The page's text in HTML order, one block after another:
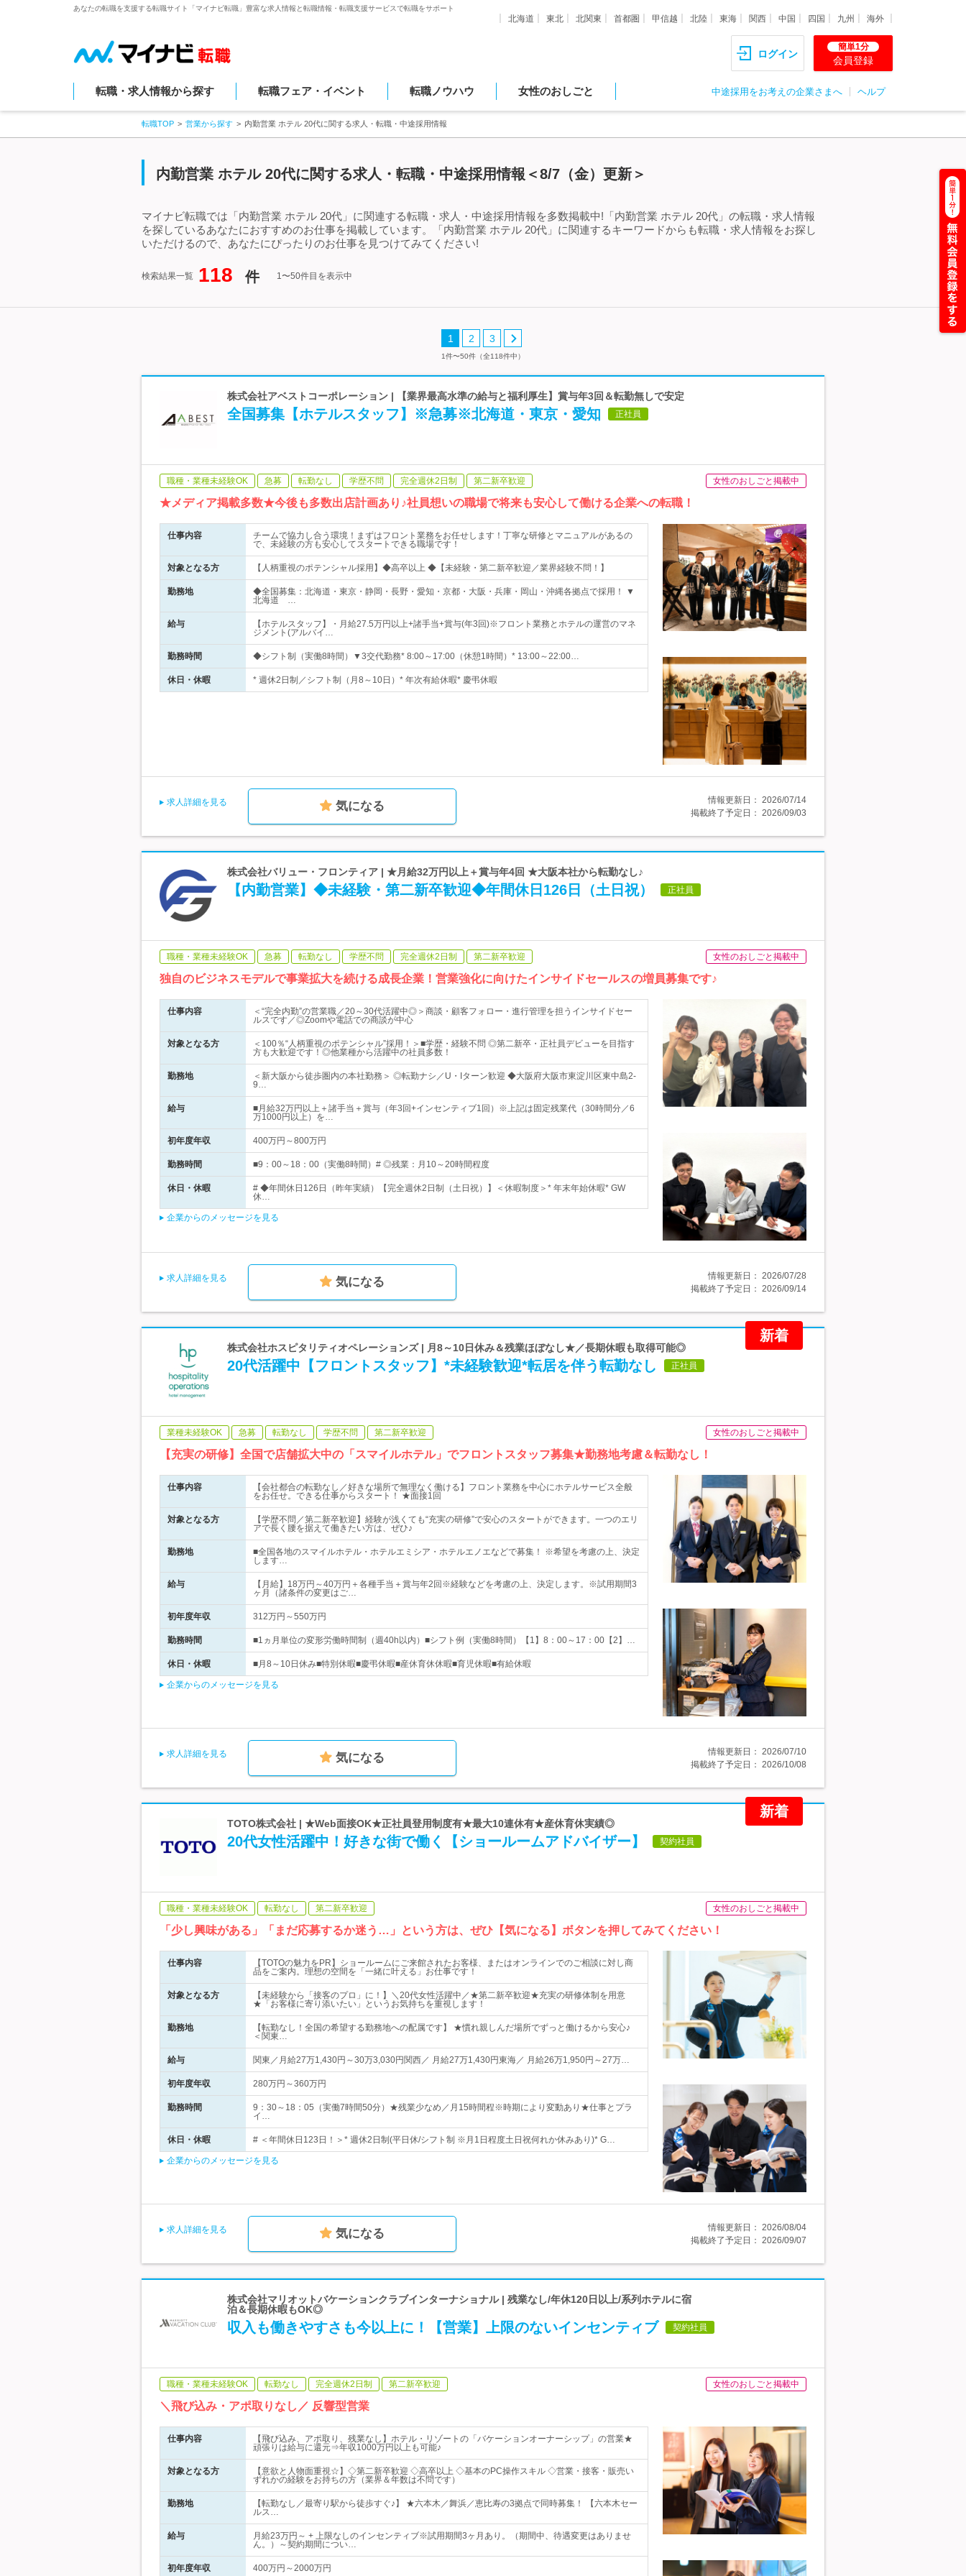
あなたの転職を支援する転職サイト「マイナビ転職」豊富な求人情報と転職情報・転職支援サービスで転職をサポート
北海道 東北 北関東 首都圏 甲信越 北陸 東海 関西 中国 四国 九州 海外
ログイン
簡単1分
会員登録
転職・求人情報から探す 転職フェア・イベント 転職ノウハウ 女性のおしごと 中途採用をお考えの企業さまへ ヘルプ
転職TOP 営業から探す 内勤営業 ホテル 20代に関する求人・転職・中途採用情報
内勤営業 ホテル 20代に関する求人・転職・中途採用情報＜8/7（金）更新＞
マイナビ転職では「内勤営業 ホテル 20代」に関連する転職・求人・中途採用情報を多数掲載中!「内勤営業 ホテル 20代」の転職・求人情報
を探しているあなたにおすすめのお仕事を掲載しています。「内勤営業 ホテル 20代」に関連するキーワードからも転職・求人情報をお探し
いただけるので、あなたにぴったりのお仕事を見つけてみてください!
検索結果一覧 118 件 1〜50件目を表示中
1 2 3
1件〜50件（全118件中）
株式会社アベストコーポレーション | 【業界最高水準の給与と福利厚生】賞与年3回＆転勤無しで安定
全国募集【ホテルスタッフ】※急募※北海道・東京・愛知 正社員
職種・業種未経験OK 急募 転勤なし 学歴不問 完全週休2日制 第二新卒歓迎 女性のおしごと掲載中
★メディア掲載多数★今後も多数出店計画あり♪社員想いの職場で将来も安心して働ける企業への転職！
仕事内容
チームで協力し合う環境！まずはフロント業務をお任せします！丁寧な研修とマニュアルがあるの
で、未経験の方も安心してスタートできる職場です！
対象となる方 【人柄重視のポテンシャル採用】◆高卒以上 ◆【未経験・第二新卒歓迎／業界経験不問！】
勤務地
◆全国募集：北海道・東京・静岡・長野・愛知・京都・大阪・兵庫・岡山・沖縄各拠点で採用！ ▼
北海道 …
給与
【ホテルスタッフ】・月給27.5万円以上+諸手当+賞与(年3回)※フロント業務とホテルの運営のマネ
ジメント(アルバイ…
勤務時間 ◆シフト制（実働8時間）▼3交代勤務* 8:00～17:00（休憩1時間）* 13:00～22:00…
休日・休暇 * 週休2日制／シフト制（月8～10日）* 年次有給休暇* 慶弔休暇
求人詳細を見る 気になる 情報更新日： 2026/07/14
掲載終了予定日： 2026/09/03
株式会社バリュー・フロンティア | ★月給32万円以上＋賞与年4回 ★大阪本社から転勤なし♪
【内勤営業】◆未経験・第二新卒歓迎◆年間休日126日（土日祝） 正社員
職種・業種未経験OK 急募 転勤なし 学歴不問 完全週休2日制 第二新卒歓迎 女性のおしごと掲載中
独自のビジネスモデルで事業拡大を続ける成長企業！営業強化に向けたインサイドセールスの増員募集です♪
仕事内容
＜“完全内勤”の営業職／20～30代活躍中◎＞商談・顧客フォロー・進行管理を担うインサイドセー
ルスです／◎Zoomや電話での商談が中心
対象となる方
＜100％“人柄重視のポテンシャル”採用！＞■学歴・経験不問 ◎第二新卒・正社員デビューを目指す
方も大歓迎です！◎他業種から活躍中の社員多数！
勤務地
＜新大阪から徒歩圏内の本社勤務＞ ◎転勤ナシ／U・Iターン歓迎 ◆大阪府大阪市東淀川区東中島2-
9…
給与
■月給32万円以上＋諸手当＋賞与（年3回+インセンティブ1回）※上記は固定残業代（30時間分／6
万1000円以上）を…
初年度年収 400万円～800万円
勤務時間 ■9：00～18：00（実働8時間）# ◎残業：月10～20時間程度
休日・休暇
# ◆年間休日126日（昨年実績）【完全週休2日制（土日祝）】＜休暇制度＞* 年末年始休暇* GW
休…
企業からのメッセージを見る
求人詳細を見る 気になる 情報更新日： 2026/07/28
掲載終了予定日： 2026/09/14
新着
株式会社ホスピタリティオペレーションズ | 月8～10日休み＆残業ほぼなし★／長期休暇も取得可能◎
20代活躍中【フロントスタッフ】*未経験歓迎*転居を伴う転勤なし 正社員
業種未経験OK 急募 転勤なし 学歴不問 第二新卒歓迎 女性のおしごと掲載中
【充実の研修】全国で店舗拡大中の「スマイルホテル」でフロントスタッフ募集★勤務地考慮＆転勤なし！
仕事内容
【会社都合の転勤なし／好きな場所で無理なく働ける】フロント業務を中心にホテルサービス全般
をお任せ。できる仕事からスタート！ ★面接1回
対象となる方
【学歴不問／第二新卒歓迎】経験が浅くても“充実の研修”で安心のスタートができます。一つのエリ
アで長く腰を据えて働きたい方は、ぜひ♪
勤務地
■全国各地のスマイルホテル・ホテルエミシア・ホテルエノエなどで募集！ ※希望を考慮の上、決定
します…
給与
【月給】18万円～40万円＋各種手当＋賞与年2回※経験などを考慮の上、決定します。※試用期間3
ヶ月（諸条件の変更はご…
初年度年収 312万円～550万円
勤務時間 ■1ヵ月単位の変形労働時間制（週40h以内）■シフト例（実働8時間）【1】8：00～17：00【2】…
休日・休暇 ■月8～10日休み■特別休暇■慶弔休暇■産休育休休暇■育児休暇■有給休暇
企業からのメッセージを見る
求人詳細を見る 気になる 情報更新日： 2026/07/10
掲載終了予定日： 2026/10/08
新着
TOTO株式会社 | ★Web面接OK★正社員登用制度有★最大10連休有★産休育休実績◎
20代女性活躍中！好きな街で働く【ショールームアドバイザー】 契約社員
職種・業種未経験OK 転勤なし 第二新卒歓迎 女性のおしごと掲載中
「少し興味がある」「まだ応募するか迷う…」という方は、ぜひ【気になる】ボタンを押してみてください！
仕事内容
【TOTOの魅力をPR】ショールームにご来館されたお客様、またはオンラインでのご相談に対し商
品をご案内。理想の空間を「一緒に叶える」お仕事です！
対象となる方
【未経験から「接客のプロ」に！】＼20代女性活躍中／★第二新卒歓迎★充実の研修体制を用意
★「お客様に寄り添いたい」というお気持ちを重視します！
勤務地
【転勤なし！全国の希望する勤務地への配属です】 ★慣れ親しんだ場所でずっと働けるから安心♪
＜関東…
給与 関東／月給27万1,430円～30万3,030円関西／ 月給27万1,430円東海／ 月給26万1,950円～27万…
初年度年収 280万円～360万円
勤務時間
9：30～18：05（実働7時間50分）★残業少なめ／月15時間程※時期により変動あり★仕事とプラ
イ…
休日・休暇 # ＜年間休日123日！＞* 週休2日制(平日休/シフト制 ※月1日程度土日祝何れか休みあり)* G…
企業からのメッセージを見る
求人詳細を見る 気になる 情報更新日： 2026/08/04
掲載終了予定日： 2026/09/07
株式会社マリオットバケーションクラブインターナショナル | 残業なし/年休120日以上/系列ホテルに宿
泊＆長期休暇もOK◎
収入も働きやすさも今以上に！【営業】上限のないインセンティブ 契約社員
職種・業種未経験OK 転勤なし 完全週休2日制 第二新卒歓迎 女性のおしごと掲載中
＼飛び込み・アポ取りなし／ 反響型営業
仕事内容
【飛び込み、アポ取り、残業なし】ホテル・リゾートの「バケーションオーナーシップ」の営業★
頑張りは給与に還元⇒年収1000万円以上も可能♪
対象となる方
【意欲と人物面重視☆】◇第二新卒歓迎 ◇高卒以上 ◇基本のPC操作スキル ◇営業・接客・販売い
ずれかの経験をお持ちの方（業界＆年数は不問です）
勤務地
【転勤なし／最寄り駅から徒歩すぐ♪】 ★六本木／舞浜／恵比寿の3拠点で同時募集！ 【六本木セー
ルス…
給与
月給23万円～ + 上限なしのインセンティブ※試用期間3ヶ月あり。（期間中、待遇変更はありませ
ん。）～契約期間につい…
初年度年収 400万円～2000万円